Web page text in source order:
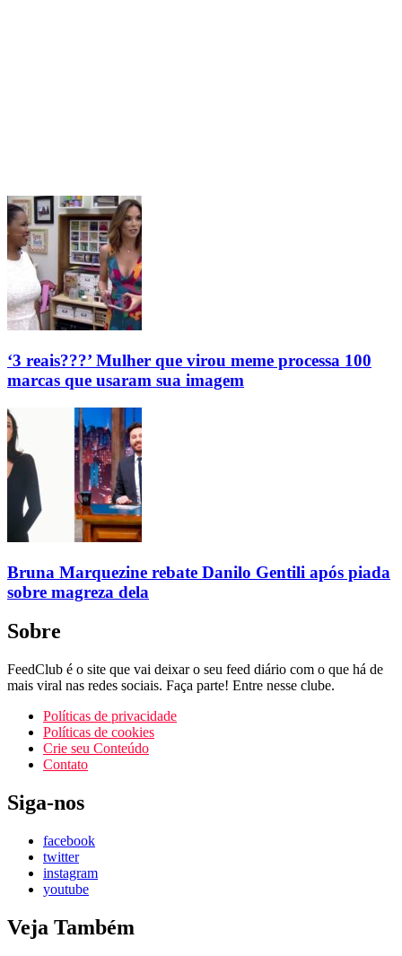
‘3 reais???’ Mulher que virou meme processa 100
marcas que usaram sua imagem
Bruna Marquezine rebate Danilo Gentili após piada
sobre magreza dela
Sobre
FeedClub é o site que vai deixar o seu feed diário com o que há de
mais viral nas redes sociais. Faça parte! Entre nesse clube.
Políticas de privacidade
Políticas de cookies
Crie seu Conteúdo
Contato
Siga-nos
facebook
twitter
instagram
youtube
Veja Também